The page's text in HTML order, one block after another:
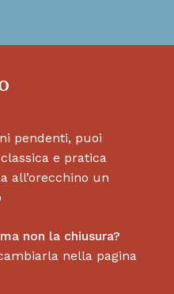
pendenti, puoi
e pratica
all’orecchino un
non la chiusura?
nella pagina